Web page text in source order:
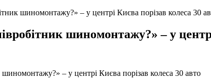
шиномонтажу?» – у центрі Києва порізав колеса 30
шиномонтажу?» – у